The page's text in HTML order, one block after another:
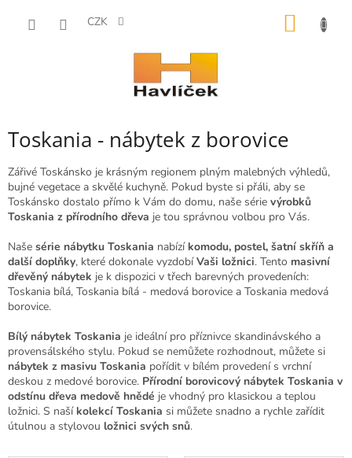
CZK
Toskania - nábytek z borovice
Zářivé Toskánsko je krásným regionem plným malebných výhledů,
bujné vegetace a skvělé kuchyně. Pokud byste si přáli, aby se
Toskánsko dostalo přímo k Vám do domu, naše série výrobků
Toskania z přírodního dřeva je tou správnou volbou pro Vás.
Naše série nábytku Toskania nabízí komodu, postel, šatní skříň a
další doplňky, které dokonale vyzdobíVaši ložnici. Tento masivní
dřevěný nábytek je k dispozici v třech barevných provedeních:
Toskania bílá, Toskania bílá - medová borovice a Toskania medová
borovice.
Bílý nábytek Toskania je ideální pro příznivce skandinávského a
provensálského stylu. Pokud se nemůžete rozhodnout, můžete si
nábytek z masivu Toskania pořídit v bílém provedení s vrchní
deskou z medové borovice. Přírodní borovicový nábytek Toskania v
odstínu dřeva medově hnědé je vhodný pro klasickou a teplou
ložnici. S naší kolekcí Toskania si můžete snadno a rychle zařídit
útulnou a stylovou ložnici svých snů.